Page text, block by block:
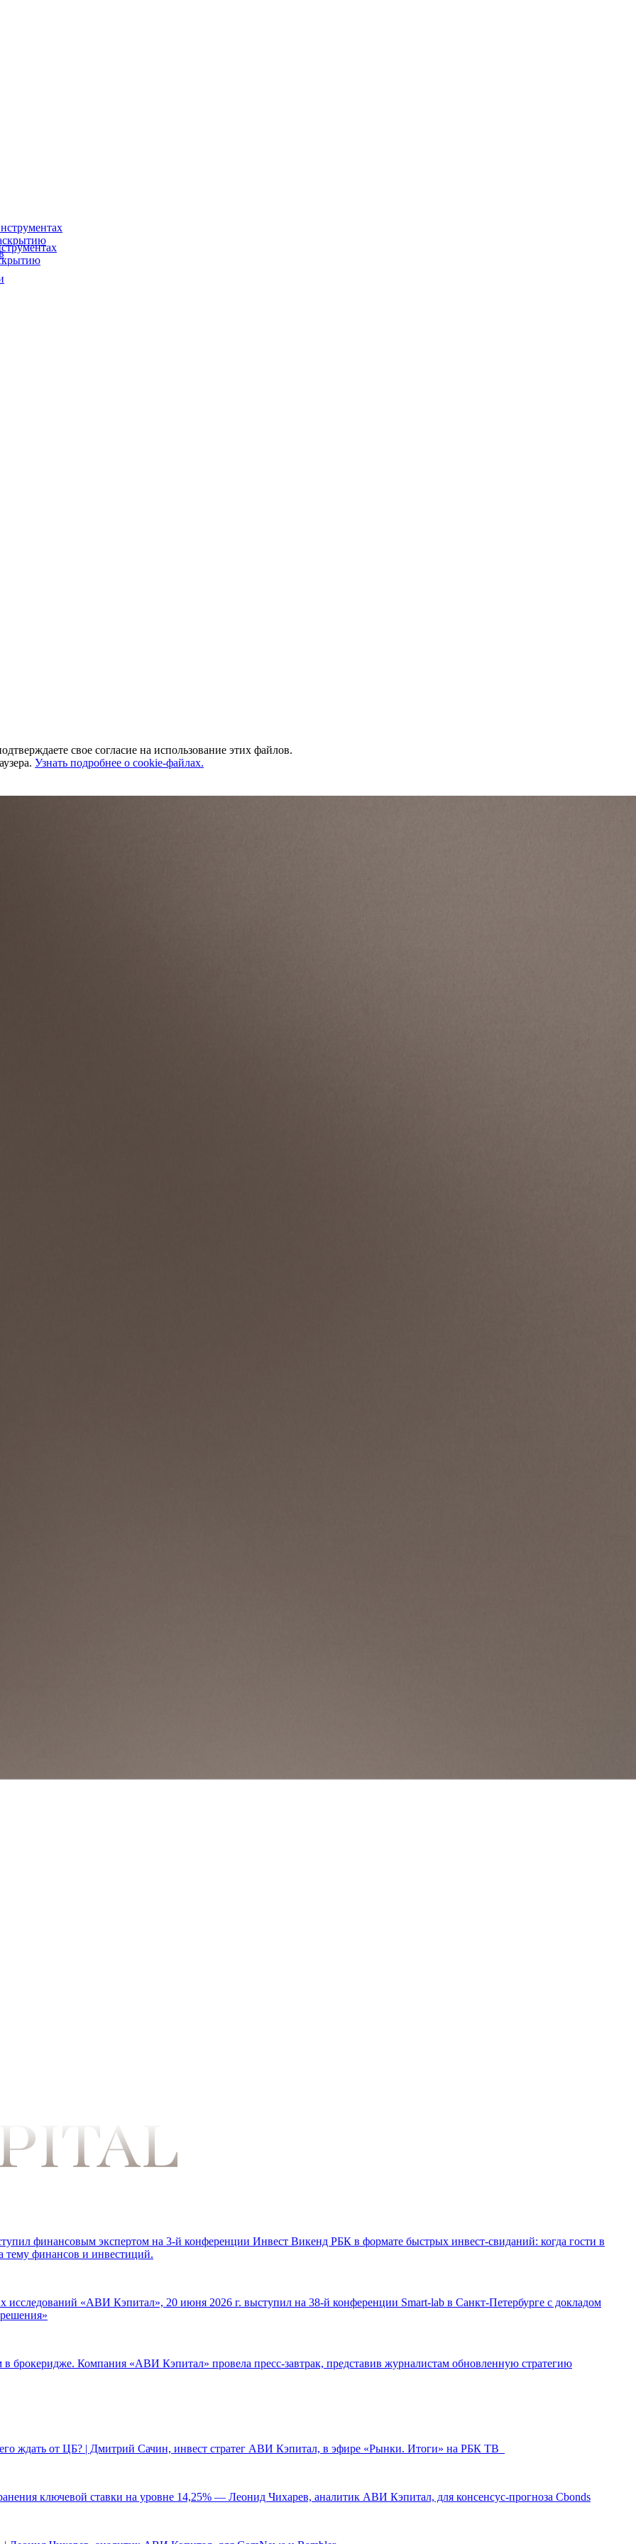
свое согласие на использование этих файлов.
Узнать подробнее о cookie-файлах.
финансовым экспертом на 3-й конференции Инвест Викенд РБК в формате быстрых инвест-свиданий: когда гости в
тему финансов и инвестиций.
исследований «АВИ Кэпитал», 20 июня 2026 г. выступил на 38-й конференции Smart-lab в Санкт-Петербурге с докладом
в брокеридже. Компания «АВИ Кэпитал» провела пресс-завтрак, представив журналистам обновленную стратегию
ждать от ЦБ? | Дмитрий Сачин, инвест стратег АВИ Кэпитал, в эфире «Рынки. Итоги» на РБК ТВ
ключевой ставки на уровне 14,25% — Леонид Чихарев, аналитик АВИ Кэпитал, для консенсус-прогноза Cbonds